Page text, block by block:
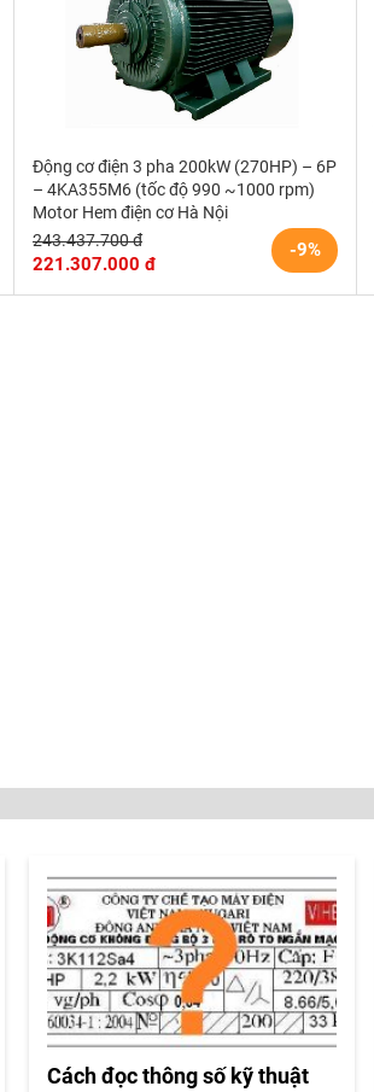
Động cơ điện 3 pha 200kW (270HP) – 6P
– 4KA355M6 (tốc độ 990 ~1000 rpm)
Motor Hem điện cơ Hà Nội
-9%
243.437.700 đ
221.307.000 đ
Cách đọc thông số kỹ thuật